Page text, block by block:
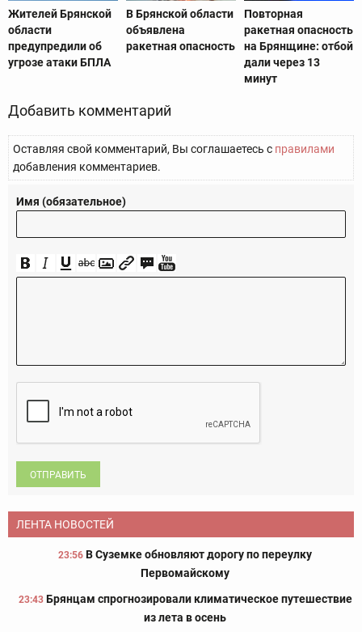
Жителей Брянской
области
предупредили об
угрозе атаки БПЛА
В Брянской области
объявлена
ракетная опасность
Повторная
ракетная опасность
на Брянщине: отбой
дали через 13
минут
Добавить комментарий
Оставляя свой комментарий, Вы соглашаетесь с правилами
добавления комментариев.
Имя (обязательное)
ОТПРАВИТЬ
ЛЕНТА НОВОСТЕЙ
23:56 В Суземке обновляют дорогу по переулку
Первомайскому
23:43 Брянцам спрогнозировали климатическое путешествие
из лета в осень